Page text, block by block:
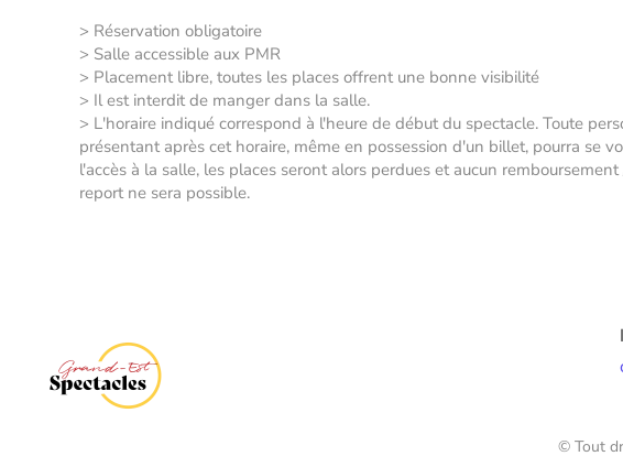
> Réservation obligatoire
> Salle accessible aux PMR
> Placement libre, toutes les places offrent une bonne visibilité
> Il est interdit de manger dans la salle.
> L'horaire indiqué correspond à l'heure de début du spectacle. Toute
présentant après cet horaire, même en possession d'un billet, pourra se
l'accès à la salle, les places seront alors perdues et aucun remboursement
report ne sera possible.
© Tout